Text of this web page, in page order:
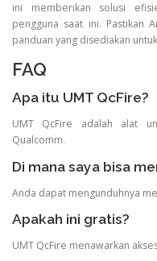
ini memberikan solusi
pengguna saat ini. Pastikan
panduan yang disediakan
FAQ
Apa itu UMT QcFire?
UMT QcFire adalah alat
Qualcomm.
Di mana saya bisa
Anda dapat mengunduhnya
Apakah ini gratis?
UMT QcFire menawarkan